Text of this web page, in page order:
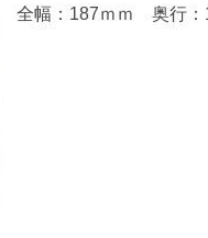
全幅：187ｍｍ 奥行